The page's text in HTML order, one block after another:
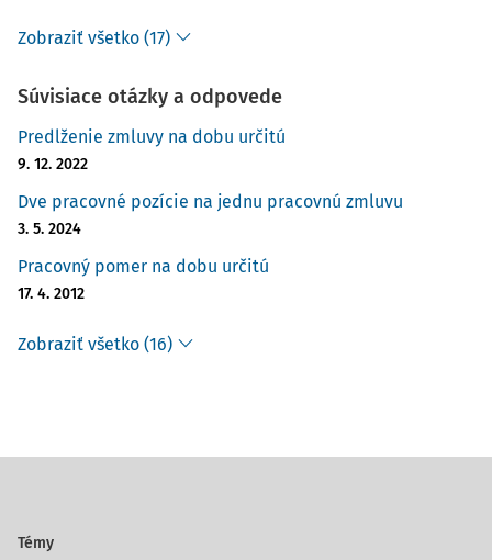
Zobraziť všetko (17)
Súvisiace otázky a odpovede
Predlženie zmluvy na dobu určitú
9. 12. 2022
Dve pracovné pozície na jednu pracovnú zmluvu
3. 5. 2024
Pracovný pomer na dobu určitú
17. 4. 2012
Zobraziť všetko (16)
Témy